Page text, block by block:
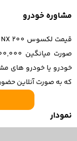
مشاوره خودرو
خودرو یا خودرو های
که به صورت آنلاین
نمودار